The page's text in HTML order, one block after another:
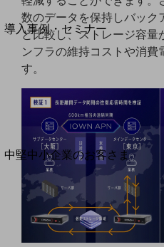
別ウィンドウで開きます
サービスをご利用中のお客さま
導入事例・セミナー
導入事例TOP
最新の導入事例や注目の導入事例をご紹介
セミナー
開催・出展する各種セミナー、イベント
中堅中小企業のお客さま
NTTドコモビジネスウォッチ
ビジネスお役立ち情報
旬な話題やお役立ち資料などDXの課題を
解決するヒントをお届けする記事サイト
新着記事
数のデータを保持しバック
と比較し、ストレージ容量
ンフラの維持コストや消費
す。